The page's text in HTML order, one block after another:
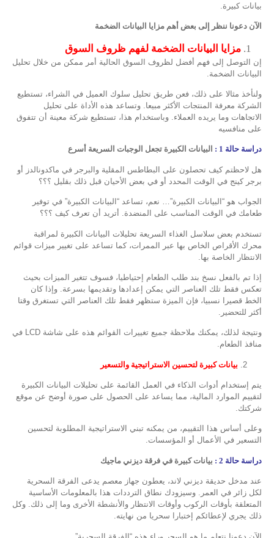
بيانات كبيرة.
الآن دعونا ننظر إلى بعض أهم مزايا البيانات الضخمة
مزايا البيانات الضخمة لفهم ظروف السوق
إن التوصل إلى فهم أفضل لظروف السوق الحالية أمر ممكن من خلال تحليل
البيانات الضخمة.
ولنأخذ مثالا على ذلك، فعن طريق تحليل سلوك العميل في الشراء، تستطيع
الشركة معرفة المنتجات الأكثر مبيعا. وتساعد هذه الأداة على تحليل
الاتجاهات وما يريده العملاء. وباستخدام هذا، تستطيع شركة معينة أن تتفوق
على منافسيه
دراسة حالة 1 : البيانات الكبيرة تجعل الوجبات السريعة أسرع
هل لاحظتم كيف تحصلون على البطاطس المقلية والبرجر في ماكدونالدز أو
برجر كينج في الوقت المحدد أو في بعض الأحيان قبل ذلك بقليل ؟؟؟
الجواب هو “البيانات الكبيرة”… نعم، تساعد “البيانات الكبيرة” في توفير
طعامك في الوقت المناسب على المنضدة. أتريد أن تعرف كيف ؟؟؟
تستخدم بعض سلاسل الغذاء السريعة تحليلات البيانات الكبيرة لمراقبة
محرك الأقراص الخاص بها عبر الممرات، كما تساعد على تغيير ميزات قوائم
الانتظار الخاصة بها.
إذا تم بالفعل نسخ بند طلب الطعام إحتياطيا، فسوف تتغير الميزات بحيث
تعكس فقط تلك العناصر التي يمكن إعدادها وتقديمها بسرعة. وإذا كان
الخط قصيرا نسبيا، فإن الميزة ستظهر فقط تلك العناصر التي تستغرق وقتا
أكثر للتحضير.
ونتيجة لذلك، يمكنك ملاحظة جميع تغييرات القوائم هذه على شاشة LCD في
منافذ الطعام.
بيانات كبيرة لتحسين الاستراتيجية والتسعير
يتم إستخدام أدوات الذكاء في العمل القائمة على تحليلات البيانات الكبيرة
لتقييم الموارد المالية، مما يساعد على الحصول على صورة أوضح عن موقع
شركتك.
وعلى أساس هذا التقييم، من يمكنه تبني الاستراتيجية المطلوبة لتحسين
التسعير في الأعمال أو المؤسسات.
دراسة حالة 2 : بيانات كبيرة في فرقة ديزني ماجيك
عند مدخل حديقة ديزني لاند، يعطون جهاز معصم يدعى الفرقة السحرية
لكل زائر في العمر. وسيزودك نطاق الترددات هذا بالمعلومات الأساسية
المتعلقة بأوقات الركوب وأوقات الانتظار والأنشطة الأخرى وما إلى ذلك. وكل
ذلك يجري لإعطائكم إختبارا سحريا من نهايته.